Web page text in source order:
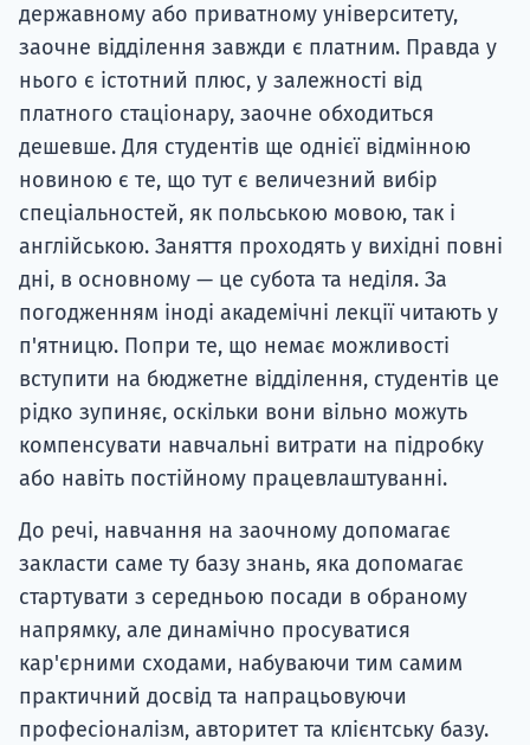
державному або приватному університету,
заочне відділення завжди є платним. Правда у
нього є істотний плюс, у залежності від
платного стаціонару, заочне обходиться
дешевше. Для студентів ще однієї відмінною
новиною є те, що тут є величезний вибір
спеціальностей, як польською мовою, так і
англійською. Заняття проходять у вихідні повні
дні, в основному — це субота та неділя. За
погодженням іноді академічні лекції читають у
п'ятницю. Попри те, що немає можливості
вступити на бюджетне відділення, студентів це
рідко зупиняє, оскільки вони вільно можуть
компенсувати навчальні витрати на підробку
або навіть постійному працевлаштуванні.
До речі, навчання на заочному допомагає
закласти саме ту базу знань, яка допомагає
стартувати з середньою посади в обраному
напрямку, але динамічно просуватися
кар'єрними сходами, набуваючи тим самим
практичний досвід та напрацьовуючи
професіоналізм, авторитет та клієнтську базу.